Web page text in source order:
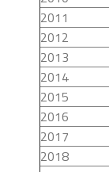
2011
2012
2013
2014
2015
2016
2017
2018